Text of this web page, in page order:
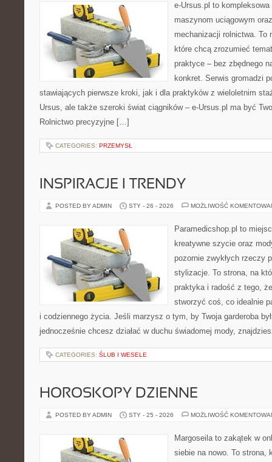
e-Ursus.pl to
maszynom uciągowym
mechanizacji rolnictwa. To
które chcą zrozumieć
praktyce – bez zbędnego
konkret. Serwis gromadzi
stawiających pierwsze kroki, jak i dla praktyków z wieloletnim
Ursus, ale także szeroki świat ciągników – e-Ursus.pl ma być
Rolnictwo precyzyjne […]
CATEGORIES: PRZEMYSŁ
INSPIRACJE I TRENDY
POSTED BY ADMIN STY - 26 - 2026 MOŻLIWOŚĆ
Paramedicshop.pl to
kreatywne szycie oraz
pozornie zwykłych rzeczy
stylizacje. To strona, na
praktyka i radość z tego,
stworzyć coś, co idealnie
i codziennego życia. Jeśli marzysz o tym, by Twoja garderoba
jednocześnie chcesz działać w duchu świadomej mody,
CATEGORIES: ŚLUB I WESELE
HOROSKOPY DZIENNE
POSTED BY ADMIN STY - 25 - 2026 MOŻLIWOŚĆ
Margoseila to zakątek w
siebie na nowo. To strona,